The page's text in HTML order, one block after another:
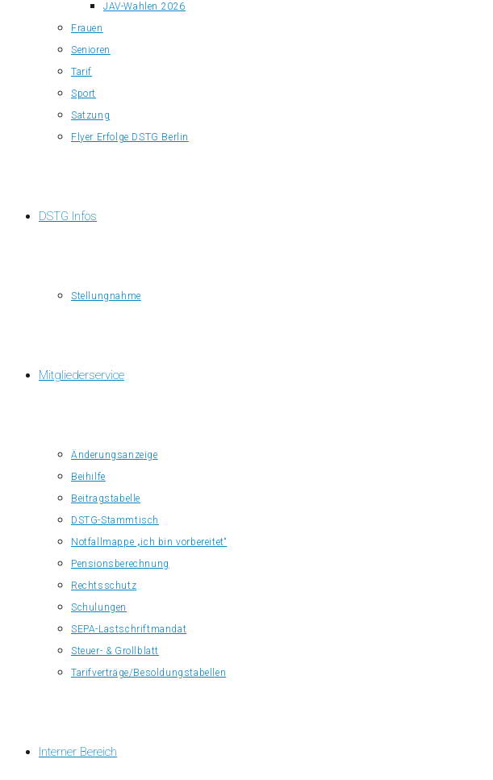
JAV-Wahlen 2026
Frauen
Senioren
Tarif
Sport
Satzung
Flyer Erfolge DSTG Berlin
DSTG Infos
Stellungnahme
Mitgliederservice
Änderungsanzeige
Beihilfe
Beitragstabelle
DSTG-Stammtisch
Notfallmappe „ich bin vorbereitet“
Pensionsberechnung
Rechtsschutz
Schulungen
SEPA-Lastschriftmandat
Steuer- & Grollblatt
Tarifverträge/Besoldungstabellen
Interner Bereich